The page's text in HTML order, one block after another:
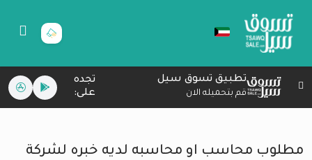
تطبيق تسوق سيل
قم بتحميله الان
تجده
على:
مطلوب محاسب او محاسبه لديه خبره لشركة